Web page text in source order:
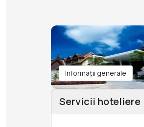
Informații generale
Servicii hoteliere